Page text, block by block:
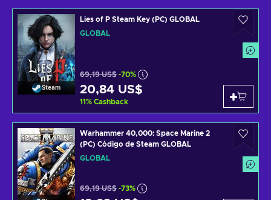
Steam
Lies of P Steam Key (PC) GLOBAL
GLOBAL
69,19 US$ -70%
20,84 US$
11% Cashback
Warhammer 40,000: Space Marine 2
(PC) Código de Steam GLOBAL
GLOBAL
69,19 US$ -73%